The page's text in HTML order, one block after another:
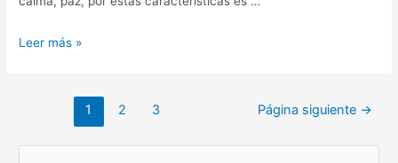
Leer más »
1 2 3 Página siguiente →